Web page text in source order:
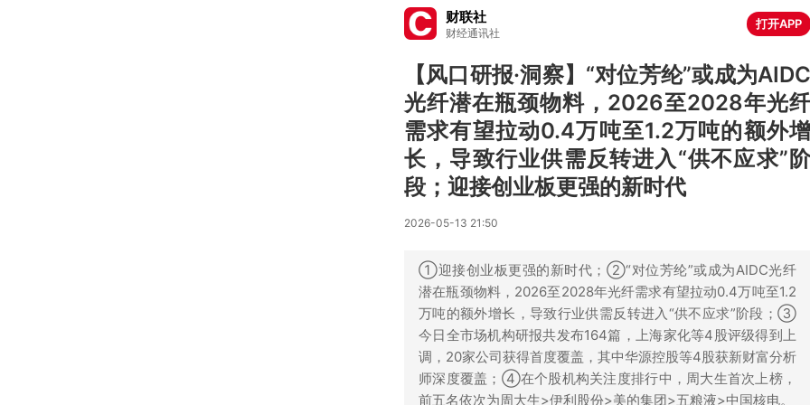
财联社
财经通讯社
打开APP
【风口研报·洞察】“对位芳纶”或成为AIDC
光纤潜在瓶颈物料，2026至2028年光纤
需求有望拉动0.4万吨至1.2万吨的额外增
长，导致行业供需反转进入“供不应求”阶
段；迎接创业板更强的新时代
2026-05-13 21:50
①迎接创业板更强的新时代；②“对位芳纶”或成为AIDC光纤
潜在瓶颈物料，2026至2028年光纤需求有望拉动0.4万吨至1.2
万吨的额外增长，导致行业供需反转进入“供不应求”阶段；③
今日全市场机构研报共发布164篇，上海家化等4股评级得到上
调，20家公司获得首度覆盖，其中华源控股等4股获新财富分析
师深度覆盖；④在个股机构关注度排行中，周大生首次上榜，
前五名依次为周大生>伊利股份>美的集团>五粮液>中国核电。